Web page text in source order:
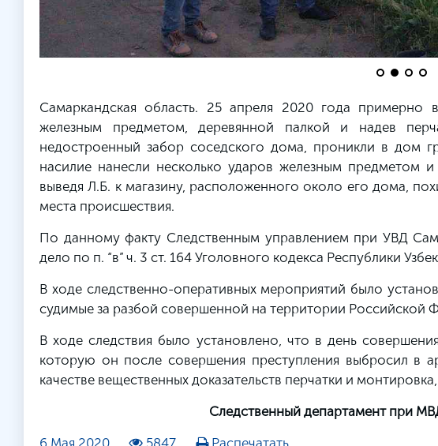
Самаркандская область. 25 апреля 2020 года примерно
железным предметом, деревянной палкой и надев
недостроенный забор соседского дома, проникли в дом
насилие нанесли несколько ударов железным предметом
выведя Л.Б. к магазину, расположенного около его дома,
места происшествия.
По данному факту Следственным управлением при УВД
дело по п. “в” ч. 3 ст. 164 Уголовного кодекса Республики
В ходе следственно-оперативных мероприятий было
судимые за разбой совершенной на территории Российской
В ходе следствия было установлено, что в день
которую он после совершения преступления выбросил в
качестве вещественных доказательств перчатки и
Следственный департамент при